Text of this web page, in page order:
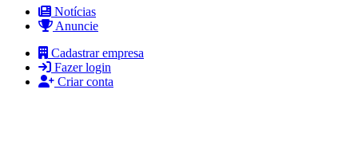
Notícias
Anuncie
Cadastrar empresa
Fazer login
Criar conta